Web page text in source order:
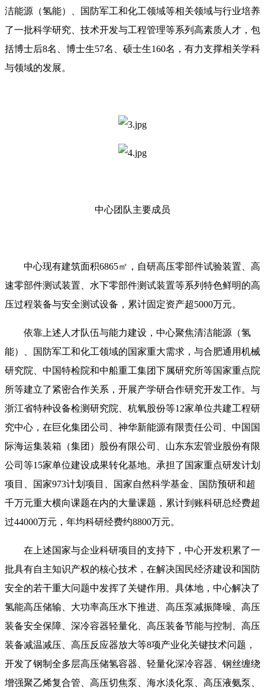
洁能源（氢能）、国防军工和化工领域等相关领域与行业培养
了一批科学研究、技术开发与工程管理等系列高素质人才，包
括博士后8名、博士生57名、硕士生160名，有力支撑相关学科
与领域的发展。
中心团队主要成员
中心现有建筑面积6865㎡，自研高压零部件试验装置、高
速零部件测试装置、水下零部件测试装置等系列特色鲜明的高
压过程装备与安全测试设备，累计固定资产超5000万元。
依靠上述人才队伍与能力建设，中心聚焦清洁能源（氢
能）、国防军工和化工领域的国家重大需求，与合肥通用机械
研究院、中国特检院和中船重工集团下属研究所等国家重点院
所等建立了紧密合作关系，开展产学研合作研究开发工作。与
浙江省特种设备检测研究院、杭氧股份等12家单位共建工程研
究中心，在巨化集团公司、神华新能源有限责任公司、中国国
际海运集装箱（集团）股份有限公司、山东东宏管业股份有限
公司等15家单位建设成果转化基地。承担了国家重点研发计划
项目、国家973计划项目、国家自然科学基金、国防预研和超
千万元重大横向课题在内的大量课题，累计到账科研总经费超
过44000万元，年均科研经费约8800万元。
在上述国家与企业科研项目的支持下，中心开发积累了一
批具有自主知识产权的核心技术，在解决国民经济建设和国防
安全的若干重大问题中发挥了关键作用。具体地，中心解决了
氢能高压储输、大功率高压水下推进、高压泵减振降噪、高压
装备安全保障、深冷容器轻量化、高压装备节能与控制、高压
装备减温减压、高压反应器放大等8项产业化关键技术问题，
开发了钢制全多层高压储氢容器、轻量化深冷容器、钢丝缠绕
增强聚乙烯复合管、高压切焦泵、海水淡化泵、高压液氨泵、